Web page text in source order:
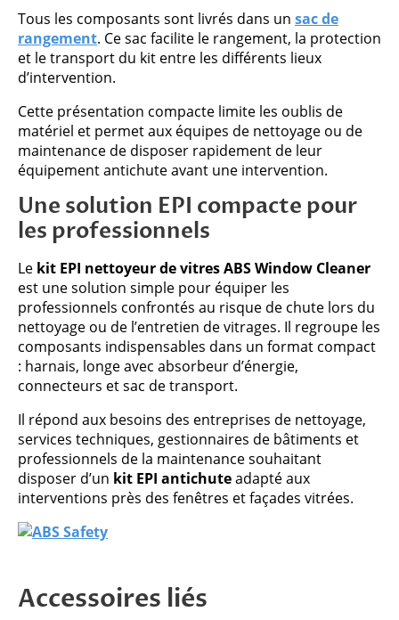
Tous les composants sont livrés dans un sac de
rangement. Ce sac facilite le rangement, la protection
et le transport du kit entre les différents lieux
d’intervention.
Cette présentation compacte limite les oublis de
matériel et permet aux équipes de nettoyage ou de
maintenance de disposer rapidement de leur
équipement antichute avant une intervention.
Une solution EPI compacte pour
les professionnels
Le kit EPI nettoyeur de vitres ABS Window Cleaner
est une solution simple pour équiper les
professionnels confrontés au risque de chute lors du
nettoyage ou de l’entretien de vitrages. Il regroupe les
composants indispensables dans un format compact
: harnais, longe avec absorbeur d’énergie,
connecteurs et sac de transport.
Il répond aux besoins des entreprises de nettoyage,
services techniques, gestionnaires de bâtiments et
professionnels de la maintenance souhaitant
disposer d’un kit EPI antichuteadapté aux
interventions près des fenêtres et façades vitrées.
Accessoires liés